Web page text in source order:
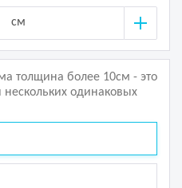
см
толщина более 10см - это
нескольких одинаковых